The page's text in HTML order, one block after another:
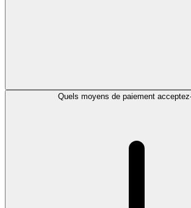
Quels moyens de paiement